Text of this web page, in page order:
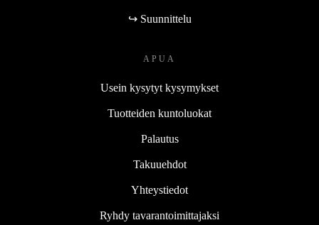
↪ Suunnittelu
APUA
Usein kysytyt kysymykset
Tuotteiden kuntoluokat
Palautus
Takuuehdot
Yhteystiedot
Ryhdy tavarantoimittajaksi